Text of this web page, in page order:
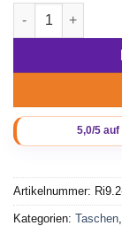
Beadbags
Artikelnummer:
Kategorien: Taschen